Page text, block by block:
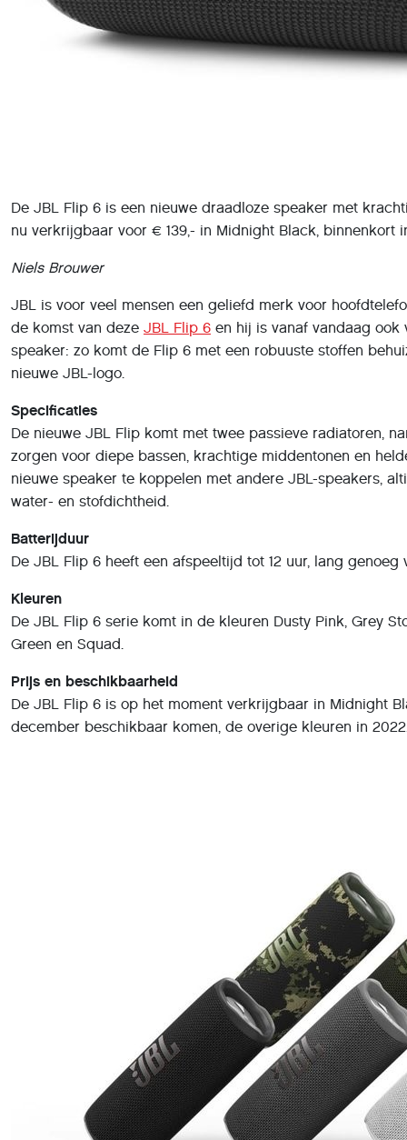
De JBL Flip 6 is een nieuwe draadloze speaker met
nu verkrijgbaar voor € 139,- in Midnight Black, binnenkort
Niels Brouwer
JBL is voor veel mensen een geliefd merk voor
de komst van deze JBL Flip 6 en hij is vanaf vandaag ook
speaker: zo komt de Flip 6 met een robuuste stoffen
nieuwe JBL-logo.
Specificaties
De nieuwe JBL Flip komt met twee passieve radiatoren,
zorgen voor diepe bassen, krachtige middentonen en
nieuwe speaker te koppelen met andere JBL-speakers,
water- en stofdichtheid.
Batterijduur
De JBL Flip 6 heeft een afspeeltijd tot 12 uur, lang genoeg
Kleuren
De JBL Flip 6 serie komt in de kleuren Dusty Pink, Grey
Green en Squad.
Prijs en beschikbaarheid
De JBL Flip 6 is op het moment verkrijgbaar in Midnight
december beschikbaar komen, de overige kleuren in